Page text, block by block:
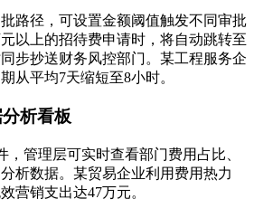
路径，可设置金额阈值触发不同审批
以上的招待费申请时，将自动跳转至
步抄送财务风控部门。某工程服务企
从平均7天缩短至8小时。
析看板
，管理层可实时查看部门费用占比、
析数据。某贸易企业利用费用热力
营销支出达47万元。